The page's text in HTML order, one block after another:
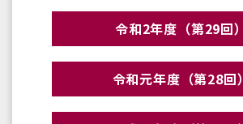
令和2年度（第29回）
令和元年度（第28回）